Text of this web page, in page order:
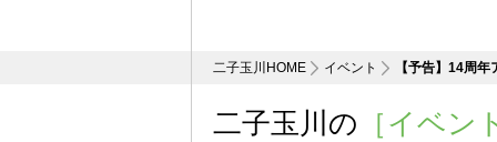
二子玉川HOME イベント 【予告】14周
二子玉川の ［イベン